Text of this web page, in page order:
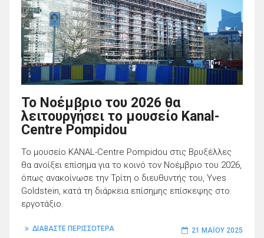
Το Νοέμβριο του 2026 θα
λειτουργήσει το μουσείο Kanal-
Centre Pompidou
Το μουσείο KANAL-Centre Pompidou στις Βρυξέλλες
θα ανοίξει επίσημα για το κοινό τον Νοέμβριο του 2026,
όπως ανακοίνωσε την Τρίτη ο διευθυντής του, Yves
Goldstein, κατά τη διάρκεια επίσημης επίσκεψης στο
εργοτάξιο.
ΔΙΑΒΑΣΤΕ ΠΕΡΙΣΣΟΤΕΡΑ 21 ΜΑΪ́ΟΥ 2025